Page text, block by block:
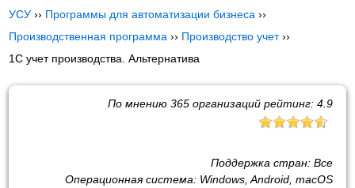
УСУ ›› Программы для автоматизации бизнеса ››
Производственная программа ›› Производство учет››
1С учет производства. Альтернатива
По мнению 365организаций рейтинг: 4.9
Поддержка стран: Все
Операционная система: Windows, Android, macOS